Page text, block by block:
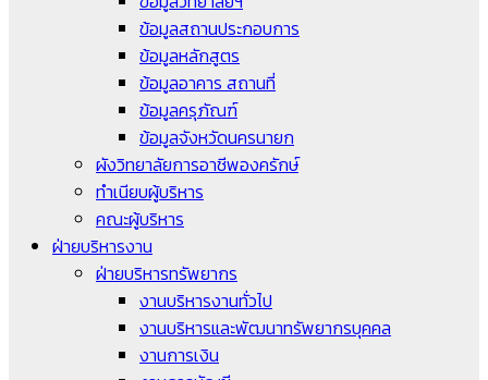
ข้อมูลสถานประกอบการ
ข้อมูลหลักสูตร
ข้อมูลอาคาร สถานที่
ข้อมูลครุภัณฑ์
ข้อมูลจังหวัดนครนายก
ผังวิทยาลัยการอาชีพองครักษ์
ทำเนียบผู้บริหาร
คณะผู้บริหาร
ฝ่ายบริหารงาน
ฝ่ายบริหารทรัพยากร
งานบริหารงานทั่วไป
งานบริหารและพัฒนาทรัพยากรบุคคล
งานการเงิน